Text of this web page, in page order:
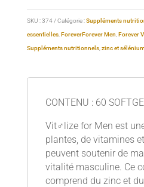
SKU :374 Catégorie :Suppléments
essentielles, ForeverForever Men Forever
Suppléments nutritionnels, zinc et
CONTENU : 60
Vit♂lize for Men est
plantes, de vitamines
peuvent soutenir de
vitalité masculine. Ce
comprend du zinc et